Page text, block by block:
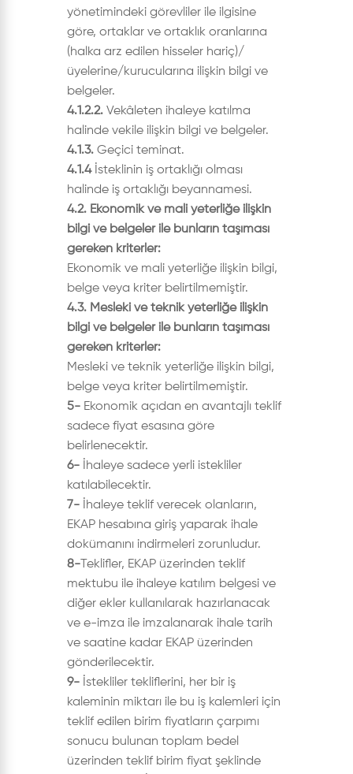
yönetimindeki görevliler ile ilgisine
göre, ortaklar ve ortaklık oranlarına
(halka arz edilen hisseler hariç)/
üyelerine/kurucularına ilişkin bilgi ve
belgeler.
4.1.2.2. Vekâleten ihaleye katılma
halinde vekile ilişkin bilgi ve belgeler.
4.1.3. Geçici teminat.
4.1.4İsteklinin iş ortaklığı olması
halinde iş ortaklığı beyannamesi.
4.2. Ekonomik ve mali yeterliğe ilişkin
bilgi ve belgeler ile bunların taşıması
gereken kriterler:
Ekonomik ve mali yeterliğe ilişkin bilgi,
belge veya kriter belirtilmemiştir.
4.3. Mesleki ve teknik yeterliğe ilişkin
bilgi ve belgeler ile bunların taşıması
gereken kriterler:
Mesleki ve teknik yeterliğe ilişkin bilgi,
belge veya kriter belirtilmemiştir.
5- Ekonomik açıdan en avantajlı teklif
sadece fiyat esasına göre
belirlenecektir.
6- İhaleye sadece yerli istekliler
katılabilecektir.
7- İhaleye teklif verecek olanların,
EKAP hesabına giriş yaparak ihale
dokümanını indirmeleri zorunludur.
8- Teklifler, EKAP üzerinden teklif
mektubu ile ihaleye katılım belgesi ve
diğer ekler kullanılarak hazırlanacak
ve e-imza ile imzalanarak ihale tarih
ve saatine kadar EKAP üzerinden
gönderilecektir.
9- İstekliler tekliflerini, her bir iş
kaleminin miktarı ile bu iş kalemleri için
teklif edilen birim fiyatların çarpımı
sonucu bulunan toplam bedel
üzerinden teklif birim fiyat şeklinde